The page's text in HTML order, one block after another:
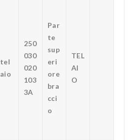
tel
aio
250
030
020
103
3A
Par
te
sup
eri
ore
bra
cci
o
TEL
AI
O